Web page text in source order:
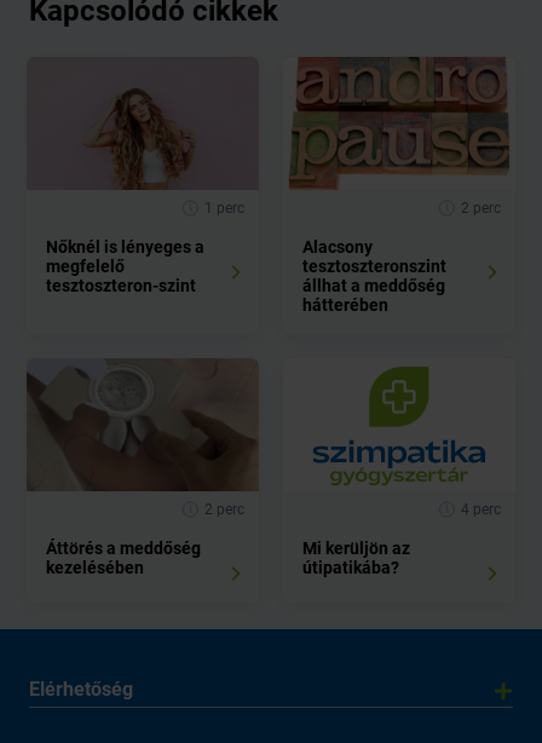
Kapcsolódó cikkek
1 perc
Nőknél is lényeges a
megfelelő
tesztoszteron-szint
2 perc
Alacsony
tesztoszteronszint
állhat a meddőség
hátterében
2 perc
Áttörés a meddőség
kezelésében
4 perc
Mi kerüljön az
útipatikába?
Elérhetőség